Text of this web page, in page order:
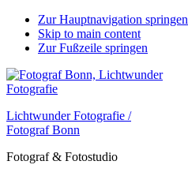
Zur Hauptnavigation springen
Skip to main content
Zur Fußzeile springen
Lichtwunder Fotografie /
Fotograf Bonn
Fotograf & Fotostudio